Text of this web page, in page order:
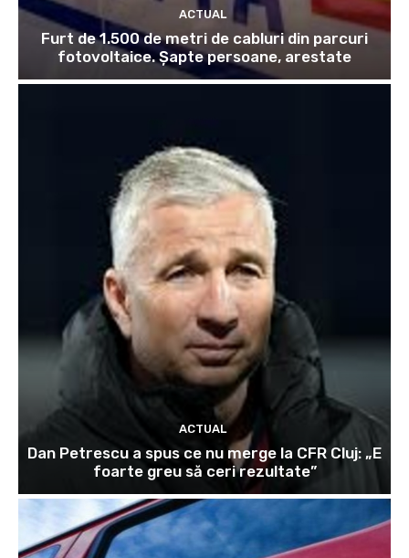
ACTUAL
Furt de 1.500 de metri de cabluri din parcuri
fotovoltaice. Șapte persoane, arestate
ACTUAL
Dan Petrescu a spus ce nu merge la CFR Cluj: „E
foarte greu să ceri rezultate”